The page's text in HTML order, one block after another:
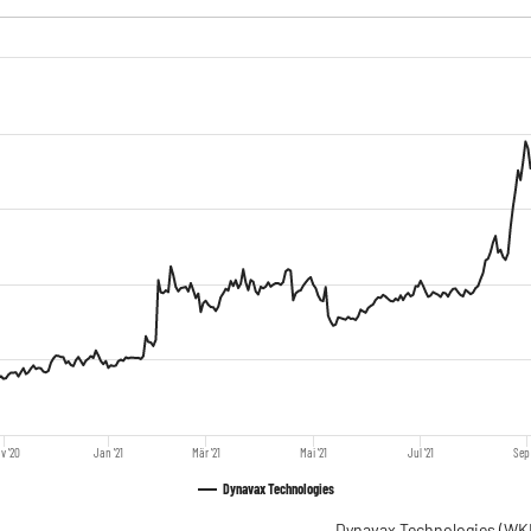
Dynavax Technologies
'20 Jan '21 Mär '21 Mai '21 Jul '21 Sep